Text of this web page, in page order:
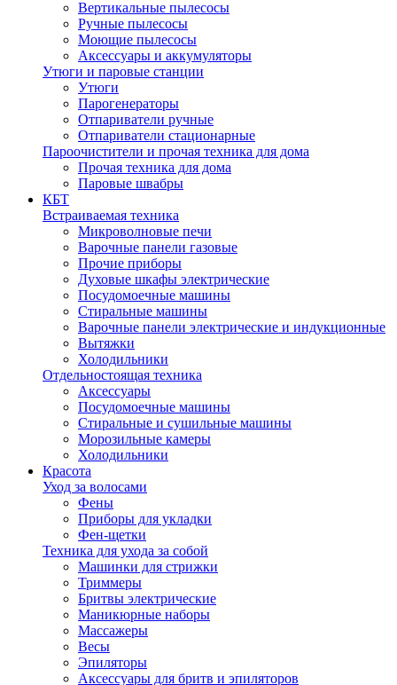
Вертикальные пылесосы
Ручные пылесосы
Моющие пылесосы
Аксессуары и аккумуляторы
Утюги и паровые станции
Утюги
Парогенераторы
Отпариватели ручные
Отпариватели стационарные
Пароочистители и прочая техника для дома
Прочая техника для дома
Паровые швабры
КБТ
Встраиваемая техника
Микроволновые печи
Варочные панели газовые
Прочие приборы
Духовые шкафы электрические
Посудомоечные машины
Стиральные машины
Варочные панели электрические и индукционные
Вытяжки
Холодильники
Отдельностоящая техника
Аксессуары
Посудомоечные машины
Стиральные и сушильные машины
Морозильные камеры
Холодильники
Красота
Уход за волосами
Фены
Приборы для укладки
Фен-щетки
Техника для ухода за собой
Машинки для стрижки
Триммеры
Бритвы электрические
Маникюрные наборы
Массажеры
Весы
Эпиляторы
Аксессуары для бритв и эпиляторов